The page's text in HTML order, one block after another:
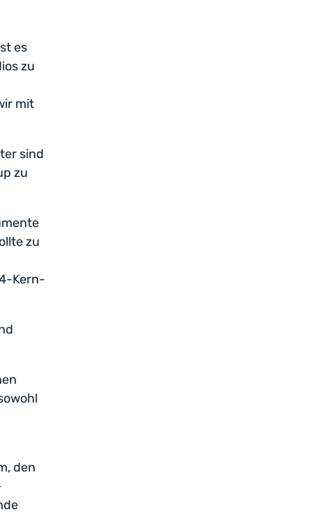
es
zu
mit
sind
zu
zu
Kern-
den